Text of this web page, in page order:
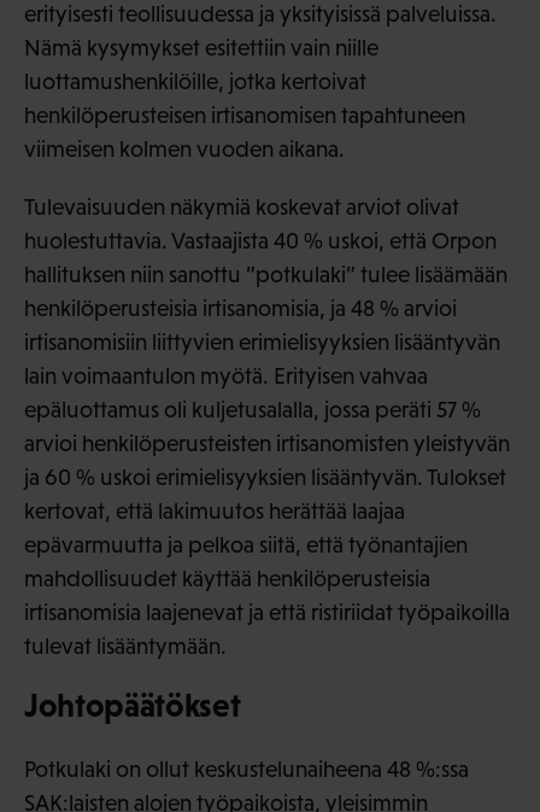
erityisesti teollisuudessa ja yksityisissä palveluissa.
Nämä kysymykset esitettiin vain niille
luottamushenkilöille, jotka kertoivat
henkilöperusteisen irtisanomisen tapahtuneen
viimeisen kolmen vuoden aikana.
Tulevaisuuden näkymiä koskevat arviot olivat
huolestuttavia. Vastaajista 40 % uskoi, että Orpon
hallituksen niin sanottu ”potkulaki” tulee lisäämään
henkilöperusteisia irtisanomisia, ja 48 % arvioi
irtisanomisiin liittyvien erimielisyyksien lisääntyvän
lain voimaantulon myötä. Erityisen vahvaa
epäluottamus oli kuljetusalalla, jossa peräti 57 %
arvioi henkilöperusteisten irtisanomisten yleistyvän
ja 60 % uskoi erimielisyyksien lisääntyvän. Tulokset
kertovat, että lakimuutos herättää laajaa
epävarmuutta ja pelkoa siitä, että työnantajien
mahdollisuudet käyttää henkilöperusteisia
irtisanomisia laajenevat ja että ristiriidat työpaikoilla
tulevat lisääntymään.
Johtopäätökset
Potkulaki on ollut keskustelunaiheena 48 %:ssa
SAK:laisten alojen työpaikoista, yleisimmin